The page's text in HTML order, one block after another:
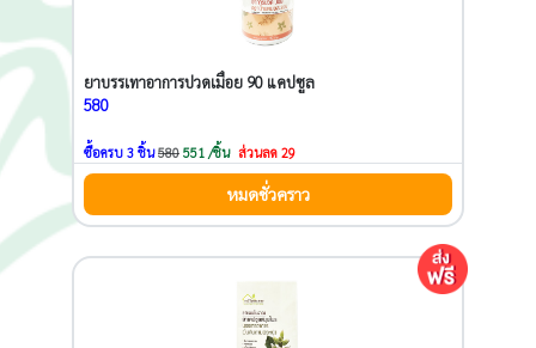
ยาบรรเทาอาการปวดเมื่อย 90 แคปซูล
580
ซื้อครบ 3 ชิ้น580 551 /ชิ้น ส่วนลด 29
หมดชั่วคราว